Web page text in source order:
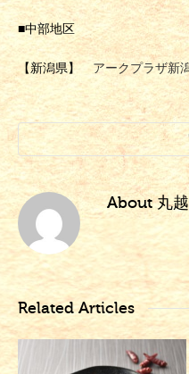
■中部地区
【新潟県】 アークプラザ新
About丸越
Related Articles